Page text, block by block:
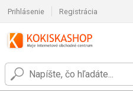
Prihlásenie Registrácia